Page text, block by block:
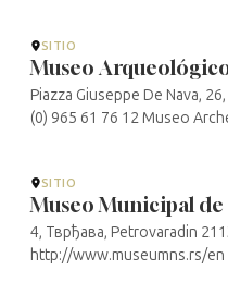
SITIO
Museo
Piazza Giuseppe De Nava,
(0) 965 61 76 12 Museo
SITIO
Museo Municipal de
4, Тврђава, Petrovaradin
http://www.museumns.rs/en